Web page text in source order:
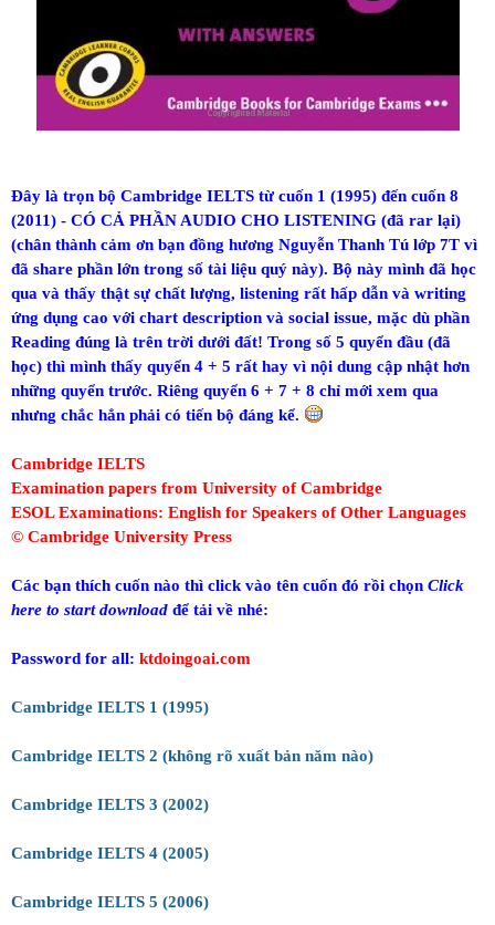
Đây là trọn bộ Cambridge IELTS từ cuốn 1 (1995) đến cuốn 8
(2011) - CÓ CẢ PHẦN AUDIO CHO LISTENING (đã rar lại)
(chân thành cảm ơn bạn đồng hương Nguyễn Thanh Tú lớp 7T vì
đã share phần lớn trong số tài liệu quý này). Bộ này mình đã học
qua và thấy thật sự chất lượng, listening rất hấp dẫn và writing
ứng dụng cao với chart description và social issue, mặc dù phần
Reading đúng là trên trời dưới đất! Trong số 5 quyển đầu (đã
học) thì mình thấy quyển 4 + 5 rất hay vì nội dung cập nhật hơn
những quyển trước. Riêng quyển 6 + 7 + 8 chỉ mới xem qua
nhưng chắc hẳn phải có tiến bộ đáng kể.
Cambridge IELTS
Examination papers from University of Cambridge
ESOL Examinations: English for Speakers of Other Languages
© Cambridge University Press
Các bạn thích cuốn nào thì click vào tên cuốn đó rồi chọn Click
here to start download để tải về nhé:
Password for all: ktdoingoai.com
Cambridge IELTS 1 (1995)
Cambridge IELTS 2 (không rõ xuất bản năm nào)
Cambridge IELTS 3 (2002)
Cambridge IELTS 4 (2005)
Cambridge IELTS 5 (2006)